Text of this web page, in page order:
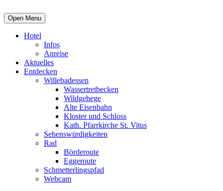
Open Menu
Hotel
Infos
Anreise
Aktuelles
Entdecken
Willebadessen
Wassertretbecken
Wildgehege
Alte Eisenbahn
Kloster und Schloss
Kath. Pfarrkirche St. Vitus
Sehenswürdigkeiten
Rad
Börderoute
Eggeroute
Schmetterlingspfad
Webcam